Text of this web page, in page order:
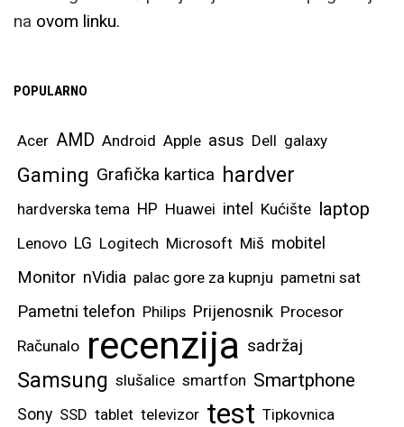
na ovom linku.
POPULARNO
Acer AMD Android Apple asus Dell galaxy
Gaming Grafička kartica hardver
hardverska tema HP Huawei intel Kućište laptop
Lenovo LG Logitech Microsoft Miš mobitel
Monitor nVidia palac gore za kupnju pametni sat
Pametni telefon Philips Prijenosnik Procesor
Računalo recenzija sadržaj
Samsung slušalice smartfon Smartphone
Sony SSD tablet televizor test Tipkovnica